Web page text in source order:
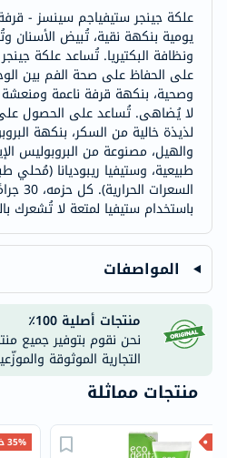
علكة جينجر ستيفياجم سينسز -
يومية بنكهة نقية، تُبيض
ونظافة البكتيريا. تُساعد علكة
على الحفاظ على صحة الفم بين
وصحية، بنكهة قرفة ناعمة
لا يُضاهى. تُساعد على الحصول
لذيذة خالية من السكر، بنكهة
والهيل، مصنوعة من البروبوليس
باستخدام ستيفيا لمتعة لا تُشعرك
المواصفات
منتجات أصلية 100٪
نحن نقوم بتوفير جميع
التجارية الموثوقة
منتجات مماثلة
35% خصم